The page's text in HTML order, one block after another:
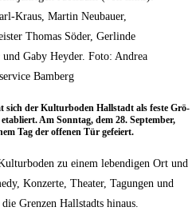
Kraus, Martin Neubauer,
Thomas Söder, Gerlinde
und Gaby Heyder. Foto: Andrea
Bamberg
sich der Kul­tur­bo­den Hall­stadt als fes­te Grö­
Am Sonn­tag, dem 28. Sep­tem­ber,
Tag der offe­nen Tür gefeiert.
zu einem leben­di­gen Ort und
Kon­zer­te, Thea­ter, Tagun­gen und
Gren­zen Hall­stadts hinaus.